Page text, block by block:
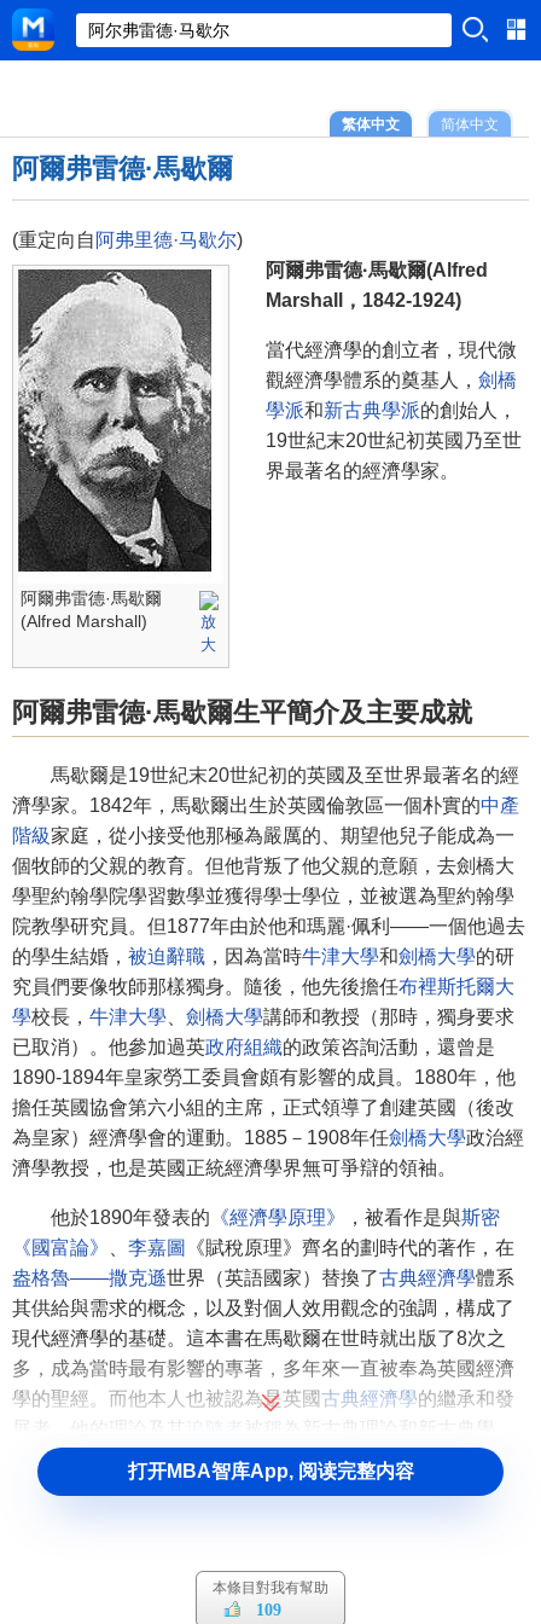
简体中文
繁体中文
阿爾弗雷德·馬歇爾
(重定向自 阿弗里德·马歇尔)
阿爾弗雷德·馬歇爾
(Alfred Marshall)
阿爾弗雷德·馬歇爾(Alfred
Marshall，1842-1924)
當代經濟學的創立者，現代微
觀經濟學體系的奠基人，劍橋
學派和新古典學派的創始人，
19世紀末20世紀初英國乃至世
界最著名的經濟學家。
阿爾弗雷德·馬歇爾生平簡介及主要成就
馬歇爾是19世紀末20世紀初的英國及至世界最著名的經
濟學家。1842年，馬歇爾出生於英國倫敦區一個朴實的中產
階級家庭，從小接受他那極為嚴厲的、期望他兒子能成為一
個牧師的父親的教育。但他背叛了他父親的意願，去劍橋大
學聖約翰學院學習數學並獲得學士學位，並被選為聖約翰學
院教學研究員。但1877年由於他和瑪麗·佩利——一個他過去
的學生結婚， 被迫辭職 ，因為當時牛津大學和劍橋大學的研
究員們要像牧師那樣獨身。隨後，他先後擔任布裡斯托爾大
學校長， 牛津大學 劍橋大學講師和教授（那時，獨身要求
已取消）。他參加過英政府組織的政策咨詢活動，還曾是
1890-1894年皇家勞工委員會頗有影響的成員。1880年，他
擔任英國協會第六小組的主席，正式領導了創建英國（後改
為皇家）經濟學會的運動。1885－1908年任劍橋大學政治經
濟學教授，也是英國正統經濟學界無可爭辯的領袖。
他於1890年發表的 《經濟學原理》 ，被看作是與斯密
《國富論》
李嘉圖
《賦稅原理》齊名的劃時代的著作，在
盎格魯——撒克遜世界（英語國家）替換了古典經濟學體系
其供給與需求的概念，以及對個人效用觀念的強調，構成了
現代經濟學的基礎。這本書在馬歇爾在世時就出版了8次之
多，成為當時最有影響的專著，多年來一直被奉為英國經濟
學的聖經。而他本人也被認為是英國古典經濟學的繼承和發
展者，他的理論及其
追隨者
被稱為新古典理論和新古典學
派。同時由於他及其學生，如
J.M.凱恩斯， J.S.尼科爾森
，
A.C.庇古
任教，因此
在經濟學及道德哲學方面的影響很大，馬歇爾的學術興趣逐
漸由物理學轉向了哲學和社會科學
打开MBA智库App, 阅读完整内容
本條目對我有幫助
109